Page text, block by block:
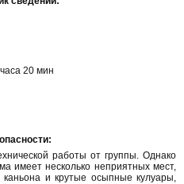
20 мин
работы от группы. Однако
имеет несколько неприятных мест,
и крутые осыпные кулуары,